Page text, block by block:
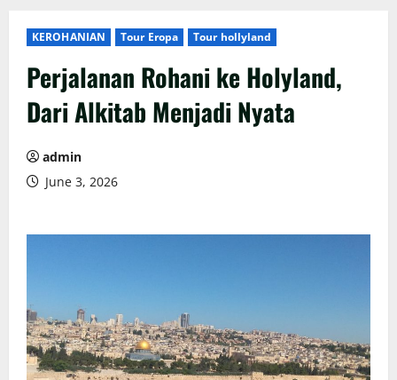
KEROHANIAN Tour Eropa Tour hollyland
Perjalanan Rohani ke Holyland,
Dari Alkitab Menjadi Nyata
admin
June 3, 2026